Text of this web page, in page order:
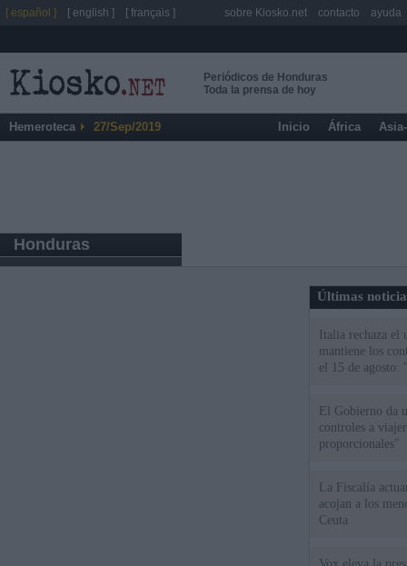
Periódicos de Honduras
Toda la prensa de hoy
Hemeroteca 27/Sep/2019 Inicio África
Honduras
Últimas
Italia rechaza
mantiene los
el 15 de agosto:
El Gobierno da
controles a
proporcionales"
La Fiscalía
acojan a los
Ceuta
[ español ] [ english ] [ français ] sobre Kiosko.net contacto ayuda